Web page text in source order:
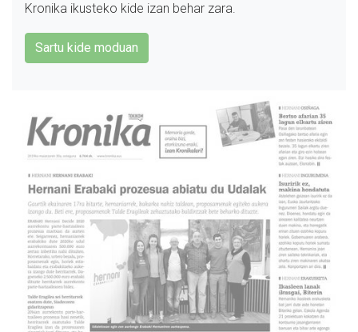
Kronika ikusteko kide izan behar zara.
Sartu kide moduan